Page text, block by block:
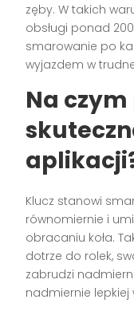
zęby. W takich
obsługi ponad
smarowanie po
wyjazdem w
Na
Klucz stanowi
równomiernie i
obracaniu koła.
dotrze do rolek,
zabrudzi
nadmiernie lepkiej